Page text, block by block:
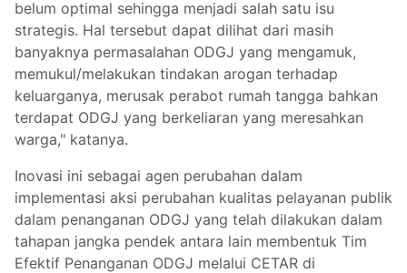
belum optimal sehingga menjadi salah satu isu
strategis. Hal tersebut dapat dilihat dari masih
banyaknya permasalahan ODGJ yang mengamuk,
memukul/melakukan tindakan arogan terhadap
keluarganya, merusak perabot rumah tangga bahkan
terdapat ODGJ yang berkeliaran yang meresahkan
warga," katanya.
Inovasi ini sebagai agen perubahan dalam
implementasi aksi perubahan kualitas pelayanan publik
dalam penanganan ODGJ yang telah dilakukan dalam
tahapan jangka pendek antara lain membentuk Tim
Efektif Penanganan ODGJ melalui CETAR di